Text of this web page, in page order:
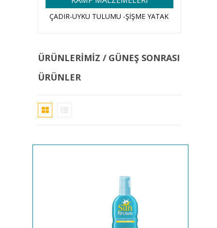
ÇADIR-UYKU TULUMU -ŞİŞME YATAK
ÜRÜNLERIMIZ / GÜNEŞ SONRASI
ÜRÜNLER